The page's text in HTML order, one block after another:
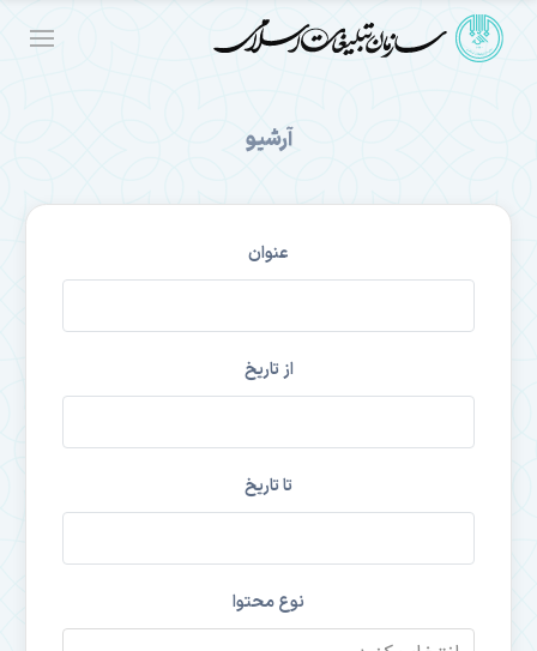
آرشیو
عنوان
از تاریخ
تا تاریخ
نوع محتوا